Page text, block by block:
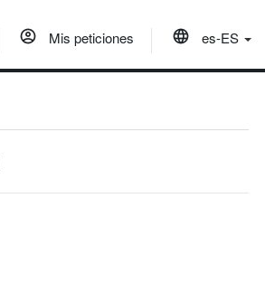
Mis peticiones es-ES